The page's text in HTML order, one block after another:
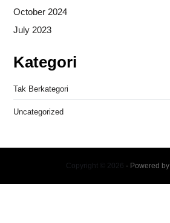
October 2024
July 2023
Kategori
Tak Berkategori
Uncategorized
Copyright © 2026 - Powered by